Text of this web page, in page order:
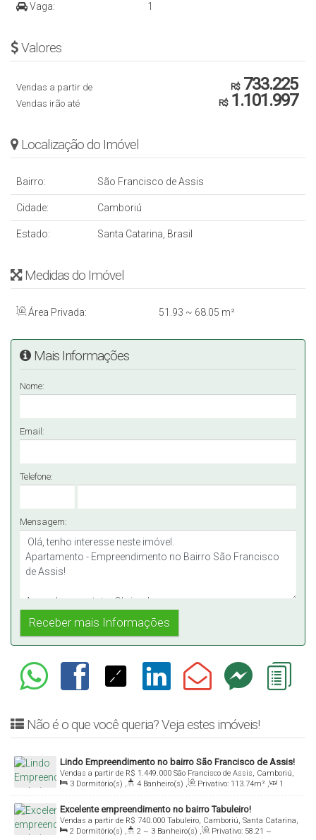
Vaga: 1
Valores
R$733.225
Vendas a partir de
R$1.101.997
Vendas irão até
Localização do Imóvel
Bairro: São Francisco de Assis
Cidade: Camboriú
Estado: Santa Catarina, Brasil
Medidas do Imóvel
Área Privada: 51 .93 ~ 68.05 m²
Mais Informações
Nome:
Email:
Telefone:
Mensagem:
Não é o que você queria? Veja estes imóveis!
Lindo Empreendimento no bairro São Francisco de Assis!
R$ 1.449.000
Vendas a partir de
São Francisco de Assis, Camboriú,
Santa Catarina, Brasil
3 Dormitório(s) , 4 Banheiro(s) , Privativo: 113.74m² ,
1
Sala(s) , 3 Suíte(s) , 2 Vaga(s)
Excelente empreendimento no bairro Tabuleiro!
R$ 740.000
Vendas a partir de
Tabuleiro, Camboriú, Santa Catarina,
Brasil
2 Dormitório(s) , 2 ~ 3 Banheiro(s) , Privativo: 58.21 ~